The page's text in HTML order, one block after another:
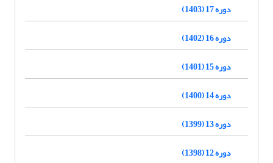
دوره 17 (1403)
دوره 16 (1402)
دوره 15 (1401)
دوره 14 (1400)
دوره 13 (1399)
دوره 12 (1398)